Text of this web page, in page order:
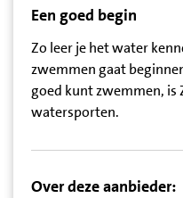
Een goed begin
Zo leer je het water
zwemmen gaat
goed kunt zwemmen, is
watersporten.
Over deze aanbieder: